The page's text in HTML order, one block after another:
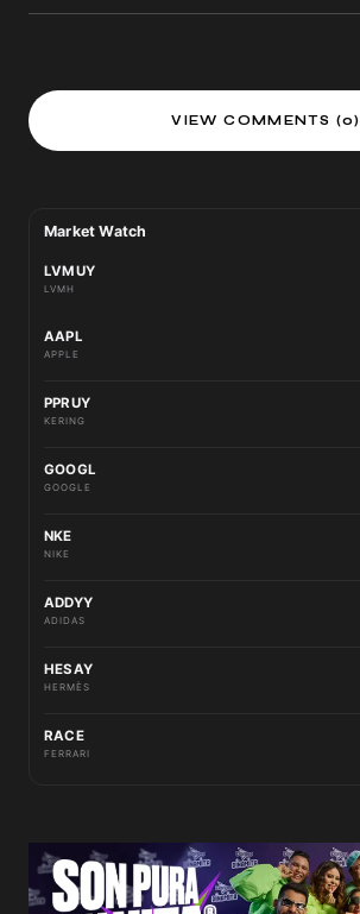
VIEW COMMENTS (0)
Market Watch
LVMUY
LVMH
AAPL
APPLE
PPRUY
KERING
GOOGL
GOOGLE
NKE
NIKE
ADDYY
ADIDAS
HESAY
HERMÈS
RACE
FERRARI